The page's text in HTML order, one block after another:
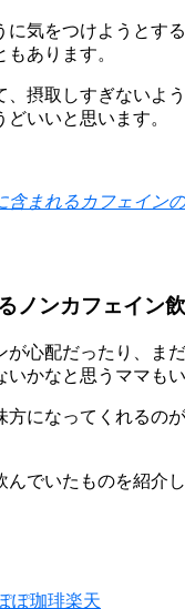
に気をつけようとす
あります。
、摂取しすぎないよ
いいと思います。
含まれるカフェイン
ノンカフェイン
が心配だったり、ま
いかなと思うママも
方になってくれるの
でいたものを紹介し
ぽ珈琲楽天